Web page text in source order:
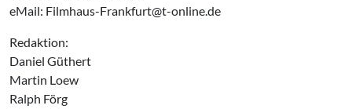
eMail: Filmhaus-Frankfurt@t-online.de
Redaktion:
Daniel Güthert
Martin Loew
Ralph Förg